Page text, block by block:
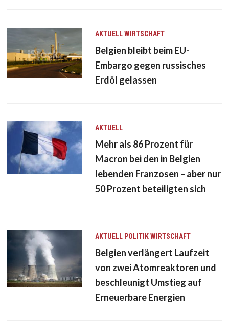
AKTUELLWIRTSCHAFT
Belgien bleibt beim EU-
Embargo gegen russisches
Erdöl gelassen
AKTUELL
Mehr als 86 Prozent für
Macron bei den in Belgien
lebenden Franzosen – aber nur
50 Prozent beteiligten sich
AKTUELL POLITIKWIRTSCHAFT
Belgien verlängert Laufzeit
von zwei Atomreaktoren und
beschleunigt Umstieg auf
Erneuerbare Energien